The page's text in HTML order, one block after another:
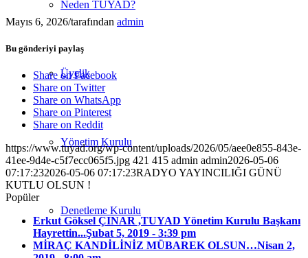
Neden TUYAD?
Üyelik
Yönetim Kurulu
Denetleme Kurulu
Mayıs 6, 2026/tarafından admin
Bu gönderiyi paylaş
Share on Facebook
Share on Twitter
Share on WhatsApp
Share on Pinterest
Share on Reddit
https://www.tuyad.org/wp-content/uploads/2026/05/aee0e855-843e-
41ee-9d4e-c5f7ecc065f5.jpg 421 415 admin admin2026-05-06
07:17:232026-05-06 07:17:23RADYO YAYINCILIĞI GÜNÜ
KUTLU OLSUN !
Popüler
Erkut Göksel ÇINAR ,TUYAD Yönetim Kurulu Başkanı
Hayrettin...Şubat 5, 2019 - 3:39 pm
MİRAÇ KANDİLİNİZ MÜBAREK OLSUN…Nisan 2,